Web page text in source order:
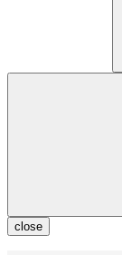
close